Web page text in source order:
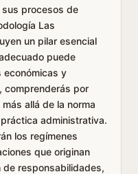
procesos de
Las
un pilar esencial
puede
económicas y
comprenderás por
allá de la norma
administrativa.
los regímenes
que originan
de responsabilidades,